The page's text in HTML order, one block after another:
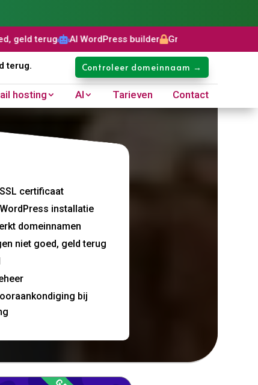
 AI WordPress builderGratis SSL certificaat
terug. Controleer domeinnaam →
hosting AI Tarieven Contact
certificaat
installatie
domeinnamen
niet goed, geld terug
bij